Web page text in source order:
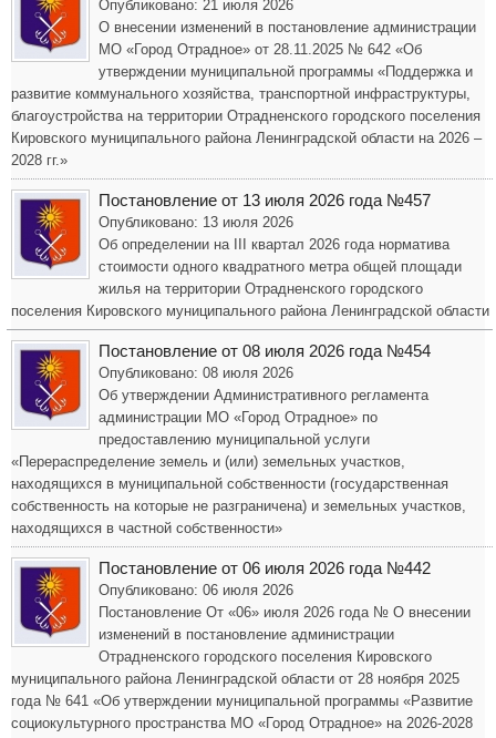
Опубликовано: 21 июля 2026
О внесении изменений в постановление администрации
МО «Город Отрадное» от 28.11.2025 № 642 «Об
утверждении муниципальной программы «Поддержка и
развитие коммунального хозяйства, транспортной инфраструктуры,
благоустройства на территории Отрадненского городского поселения
Кировского муниципального района Ленинградской области на 2026 –
2028 гг.»
Постановление от 13 июля 2026 года №457
Опубликовано: 13 июля 2026
Об определении на III квартал 2026 года норматива
стоимости одного квадратного метра общей площади
жилья на территории Отрадненского городского
поселения Кировского муниципального района Ленинградской области
Постановление от 08 июля 2026 года №454
Опубликовано: 08 июля 2026
Об утверждении Административного регламента
администрации МО «Город Отрадное» по
предоставлению муниципальной услуги
«Перераспределение земель и (или) земельных участков,
находящихся в муниципальной собственности (государственная
собственность на которые не разграничена) и земельных участков,
находящихся в частной собственности»
Постановление от 06 июля 2026 года №442
Опубликовано: 06 июля 2026
Постановление От «06» июля 2026 года № О внесении
изменений в постановление администрации
Отрадненского городского поселения Кировского
муниципального района Ленинградской области от 28 ноября 2025
года № 641 «Об утверждении муниципальной программы «Развитие
социокультурного пространства МО «Город Отрадное» на 2026-2028